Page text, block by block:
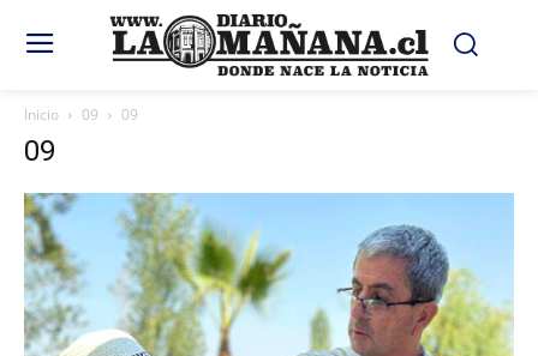
Inicio 09 09
09